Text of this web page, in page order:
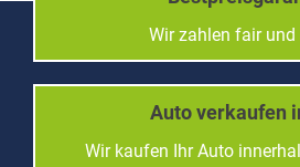
Wir zahlen fair
Auto verkaufen
Wir kaufen Ihr Auto